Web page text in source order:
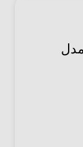
مدل